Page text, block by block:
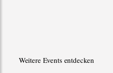
Weitere Events entdecken